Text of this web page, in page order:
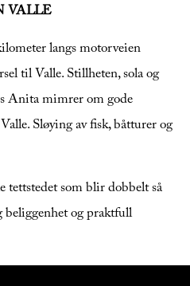
VALLE
langs motorveien
til Valle. Stillheten, sola og
Anita mimrer om gode
Sløying av fisk, båtturer og
som blir dobbelt så
og praktfull